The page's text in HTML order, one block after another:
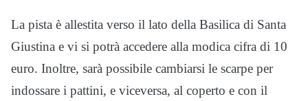
La pista è allestita verso il lato della Basilica di Santa
Giustina e vi si potrà accedere alla modica cifra di 10
euro. Inoltre, sarà possibile cambiarsi le scarpe per
indossare i pattini, e viceversa, al coperto e con il